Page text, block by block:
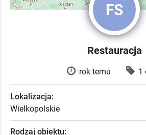
FS
Restauracja
rok temu 1
Lokalizacja:
Wielkopolskie
Rodzaj obiektu: